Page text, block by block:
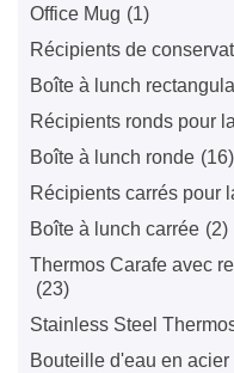
Office Mug (1)
Récipients de
Boîte à lunch
Récipients ronds pour
Boîte à lunch ronde (16)
Récipients carrés pour
Boîte à lunch carrée (2)
Thermos Carafe avec
(23)
Stainless Steel
Bouteille d'eau en